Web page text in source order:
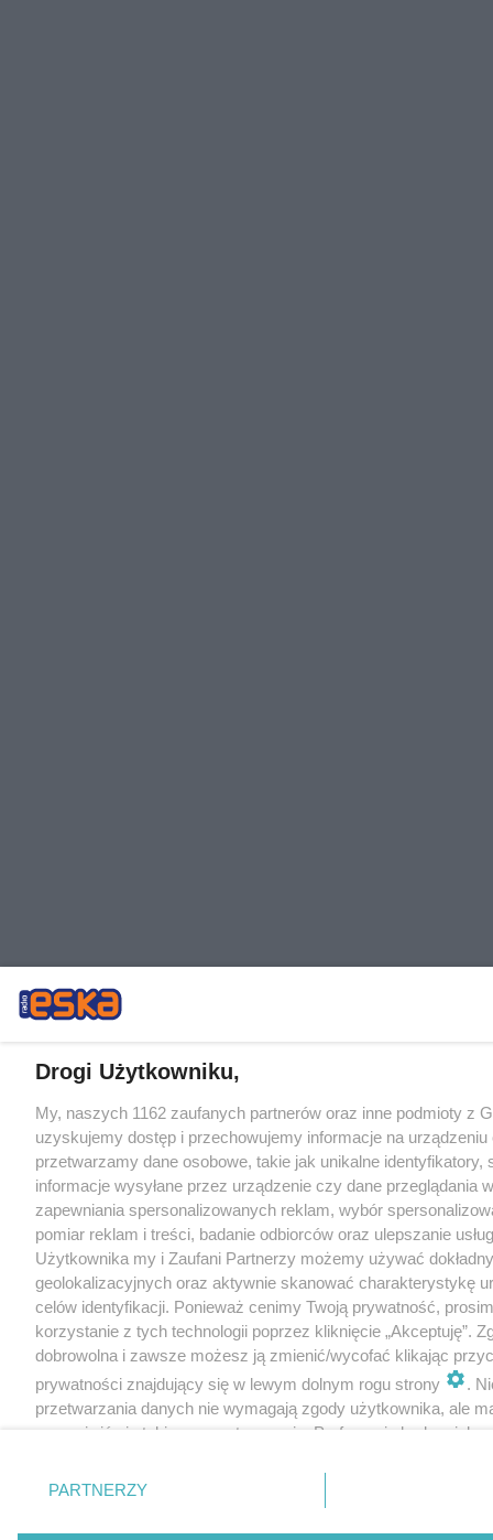
Drogi Użytkowniku,
My, naszych 1162 zaufanych partnerów oraz inne podmioty z
uzyskujemy dostęp i przechowujemy informacje na urządzeniu
przetwarzamy dane osobowe, takie jak unikalne identyfikatory,
informacje wysyłane przez urządzenie czy dane przeglądania
zapewniania spersonalizowanych reklam, wybór
pomiar reklam i treści, badanie odbiorców oraz ulepszanie
Użytkownika my i Zaufani Partnerzy możemy używać
geolokalizacyjnych oraz aktywnie skanować charakterystykę
celów identyfikacji. Ponieważ cenimy Twoją prywatność,
korzystanie z tych technologii poprzez kliknięcie „Akceptuję”.
dobrowolna i zawsze możesz ją zmienić/wycofać klikając
prywatności znajdujący się w lewym dolnym rogu strony
.
przetwarzania danych nie wymagają zgody użytkownika, ale
sprzeciwić się takiemu przetwarzaniu. Preferencje będą miały
Zapoznaj się z poniższymi informacjami, abyś mógł
PARTNERZY